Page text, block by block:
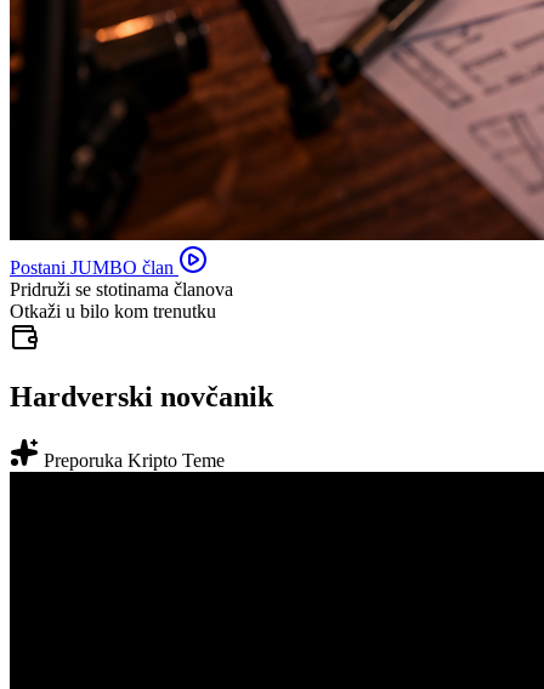
Postani JUMBO član
Pridruži se stotinama članova
Otkaži u bilo kom trenutku
Hardverski novčanik
Preporuka Kripto Teme